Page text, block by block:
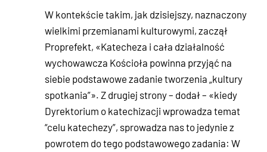
W kontekście takim, jak dzisiejszy, naznaczony
wielkimi przemianami kulturowymi, zaczął
Proprefekt, «Katecheza i cała działalność
wychowawcza Kościoła powinna przyjąć na
siebie podstawowe zadanie tworzenia „kultury
spotkania”». Z drugiej strony – dodał – «kiedy
Dyrektorium o katechizacji wprowadza temat
“celu katechezy”, sprowadza nas to jedynie z
powrotem do tego podstawowego zadania: W